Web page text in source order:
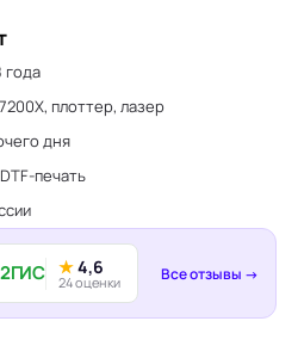
года
плоттер, лазер
дня
печать
2ГИС ★4,6
24 оценки Все отзывы →